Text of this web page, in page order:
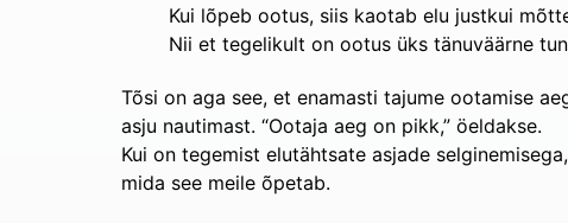
Kui lõpeb ootus, siis kaotab elu justkui
Nii et tegelikult on ootus üks tänuväärne
Tõsi on aga see, et enamasti tajume ootamise
asju nautimast. “Ootaja aeg on pikk,” öeldakse.
Kui on tegemist elutähtsate asjade
mida see meile õpetab.